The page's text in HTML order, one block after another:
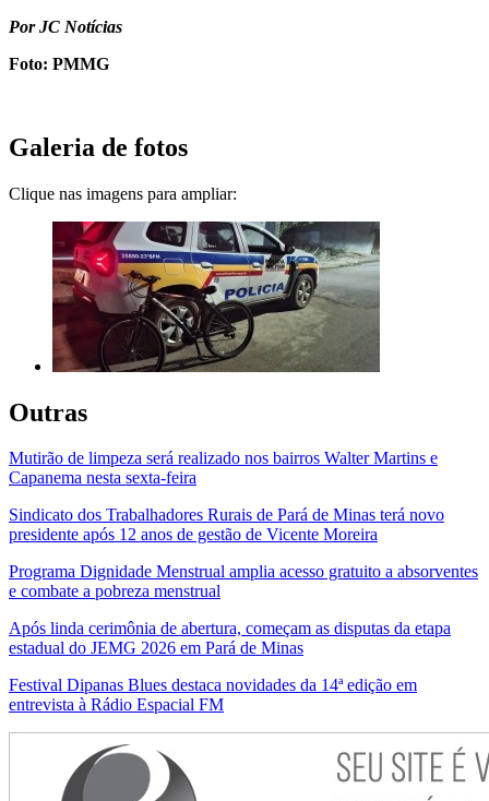
Por JC Notícias
Foto: PMMG
Galeria de fotos
Clique nas imagens para ampliar:
Outras
Mutirão de limpeza será realizado nos bairros Walter Martins e
Capanema nesta sexta-feira
Sindicato dos Trabalhadores Rurais de Pará de Minas terá novo
presidente após 12 anos de gestão de Vicente Moreira
Programa Dignidade Menstrual amplia acesso gratuito a absorventes
e combate a pobreza menstrual
Após linda cerimônia de abertura, começam as disputas da etapa
estadual do JEMG 2026 em Pará de Minas
Festival Dipanas Blues destaca novidades da 14ª edição em
entrevista à Rádio Espacial FM